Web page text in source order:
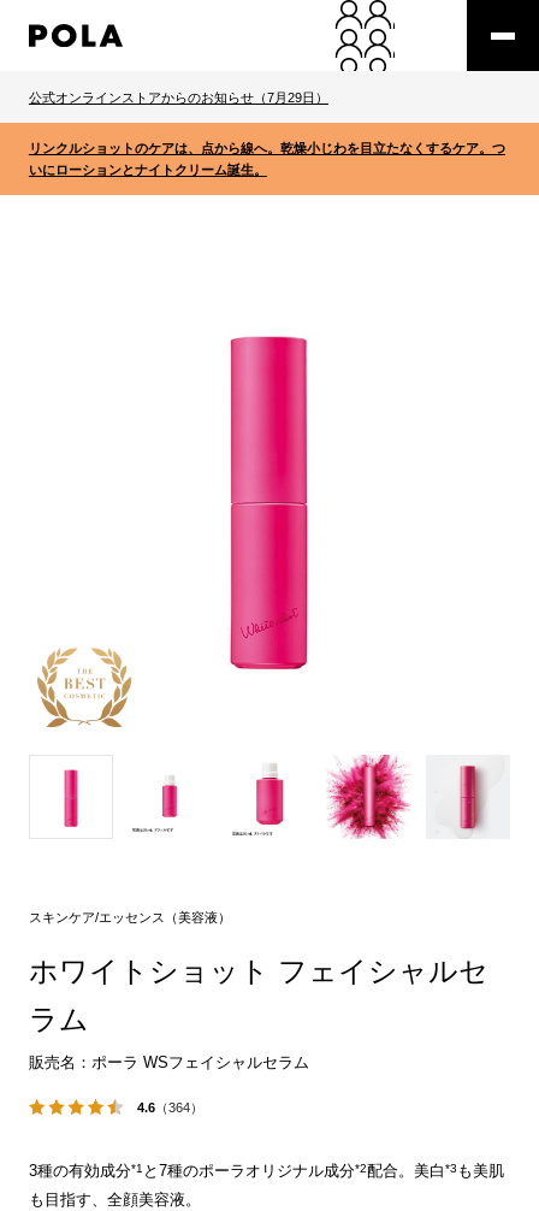
公式オンラインストアからのお知らせ（7月29日）
リンクルショットのケアは、点から線へ。乾燥小じわを目立たなくするケア。つ
いにローションとナイトクリーム誕生。
スキンケア/エッセンス（美容液）
ホワイトショット フェイシャルセ
ラム
販売名：ポーラ WSフェイシャルセラム
4.6（364）
3種の有効成分*1 と7種のポーラオリジナル成分*2配合。美白*3 も美肌
も目指す、全顔美容液。